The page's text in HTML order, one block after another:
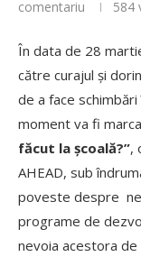
comentariu
584
În data de 28
către curajul și
de a face
moment va fi
făcut la școală?”,
AHEAD, sub
poveste despre
programe de
nevoia acestora de